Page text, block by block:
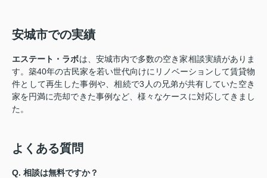
安城市での実績
エステート・ラボは、安城市内で多数の空き家相談実績がありま
す。築40年の古民家を若い世代向けにリノベーションして賃貸物
件として再生した事例や、相続で3人の兄弟が共有していた空き
家を円満に売却できた事例など、様々なケースに対応してきまし
た。
よくある質問
Q. 相談は無料ですか？